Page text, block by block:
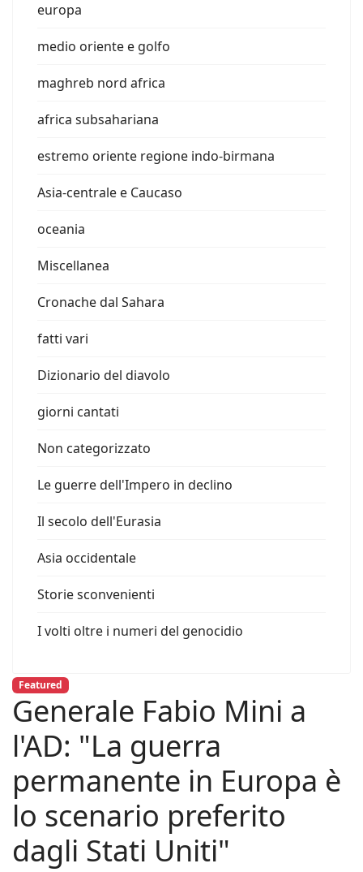
europa
medio oriente e golfo
maghreb nord africa
africa subsahariana
estremo oriente regione indo-birmana
Asia-centrale e Caucaso
oceania
Miscellanea
Cronache dal Sahara
fatti vari
Dizionario del diavolo
giorni cantati
Non categorizzato
Le guerre dell'Impero in declino
Il secolo dell'Eurasia
Asia occidentale
Storie sconvenienti
I volti oltre i numeri del genocidio
Featured
Generale Fabio Mini a
l'AD: "La guerra
permanente in Europa è
lo scenario preferito
dagli Stati Uniti"